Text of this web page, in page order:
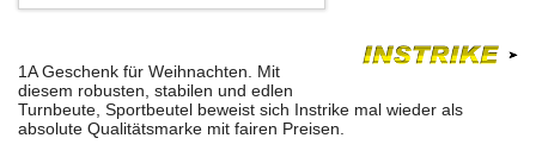
1A Geschenk für Weihnachten. Mit
diesem robusten, stabilen und edlen
Turnbeute, Sportbeutel beweist sich Instrike mal wieder als
absolute Qualitätsmarke mit fairen Preisen.